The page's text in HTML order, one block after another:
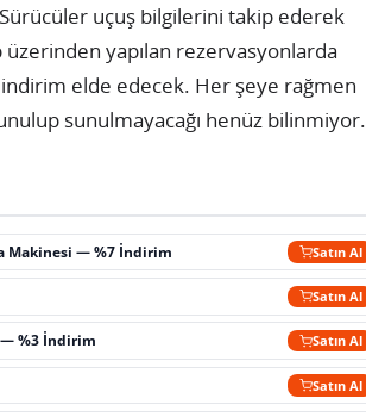
uçuş bilgilerini takip ederek
üzerinden yapılan rezervasyonlarda
elde edecek. Her şeye rağmen
sunulmayacağı henüz bilinmiyor.
Makinesi — %7 İndirim Satın Al
Satın Al
— %3 İndirim Satın Al
Satın Al